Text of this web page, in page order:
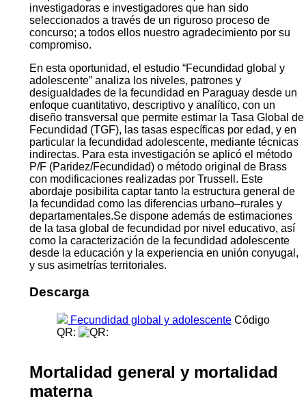
investigadoras e investigadores que han sido
seleccionados a través de un riguroso proceso de
concurso; a todos ellos nuestro agradecimiento por su
compromiso.
En esta oportunidad, el estudio “Fecundidad global y
adolescente” analiza los niveles, patrones y
desigualdades de la fecundidad en Paraguay desde un
enfoque cuantitativo, descriptivo y analítico, con un
diseño transversal que permite estimar la Tasa Global de
Fecundidad (TGF), las tasas específicas por edad, y en
particular la fecundidad adolescente, mediante técnicas
indirectas. Para esta investigación se aplicó el método
P/F (Paridez/Fecundidad) o método original de Brass
con modificaciones realizadas por Trussell. Este
abordaje posibilita captar tanto la estructura general de
la fecundidad como las diferencias urbano–rurales y
departamentales.Se dispone además de estimaciones
de la tasa global de fecundidad por nivel educativo, así
como la caracterización de la fecundidad adolescente
desde la educación y la experiencia en unión conyugal,
y sus asimetrías territoriales.
Descarga
Fecundidad global y adolescente Código
QR:
Mortalidad general y mortalidad
materna